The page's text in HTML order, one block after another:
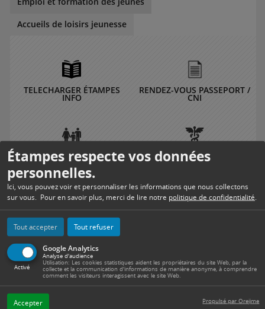
Étampes respecte vos données
personnelles.
Ici, vous pouvez voir et personnaliser les informations que nous collectons
sur vous. Pour en savoir plus, merci de lire notre politique de confidentialité
Tout accepter Tout refuser
Google Analytics
Activé
Analyse d'audience
Utilisation: Les cookies statistiques aident les propriétaires du site Web, par la
collecte et la communication d'informations de manière anonyme, à comprendre
comment les visiteurs interagissent avec le site Web.
Accepter Propulsé par Orejime
Accueils de loisirs jeunesse
TELECHARGER ÉTAMPES
INFO
RENDEZ-VOUS PASSEPORT /
CNI
PORTAIL FAMILLE SERVICES DE SANTÉ
MENUS SCOLAIRES